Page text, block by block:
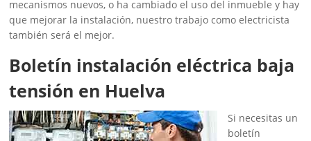
mecanismos nuevos, o ha cambiado el uso del inmueble y hay
que mejorar la instalación, nuestro trabajo como electricista
también será el mejor.
Boletín instalación eléctrica baja
tensión en Huelva
Si necesitas un
boletín